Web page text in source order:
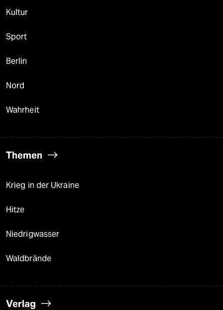
Kultur
Sport
Berlin
Nord
Wahrheit
Themen
Krieg in der Ukraine
Hitze
Niedrigwasser
Waldbrände
Verlag